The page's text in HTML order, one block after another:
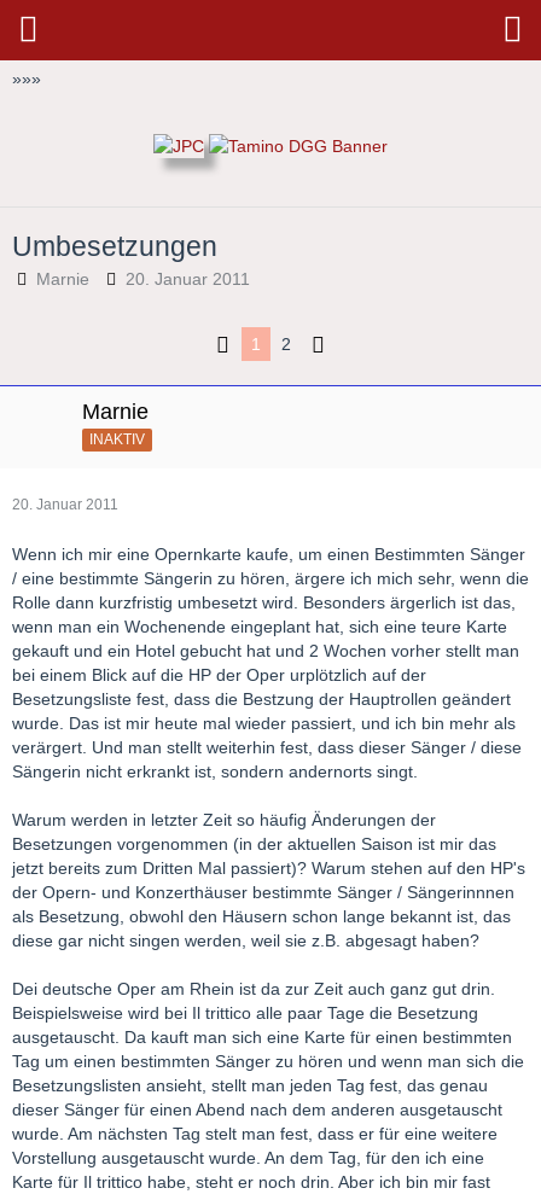
»»»
Umbesetzungen
Marnie 20. Januar 2011
1 2
Marnie
INAKTIV
20. Januar 2011
Wenn ich mir eine Opernkarte kaufe, um einen Bestimmten Sänger
/ eine bestimmte Sängerin zu hören, ärgere ich mich sehr, wenn die
Rolle dann kurzfristig umbesetzt wird. Besonders ärgerlich ist das,
wenn man ein Wochenende eingeplant hat, sich eine teure Karte
gekauft und ein Hotel gebucht hat und 2 Wochen vorher stellt man
bei einem Blick auf die HP der Oper urplötzlich auf der
Besetzungsliste fest, dass die Bestzung der Hauptrollen geändert
wurde. Das ist mir heute mal wieder passiert, und ich bin mehr als
verärgert. Und man stellt weiterhin fest, dass dieser Sänger / diese
Sängerin nicht erkrankt ist, sondern andernorts singt.
Warum werden in letzter Zeit so häufig Änderungen der
Besetzungen vorgenommen (in der aktuellen Saison ist mir das
jetzt bereits zum Dritten Mal passiert)? Warum stehen auf den HP's
der Opern- und Konzerthäuser bestimmte Sänger / Sängerinnnen
als Besetzung, obwohl den Häusern schon lange bekannt ist, das
diese gar nicht singen werden, weil sie z.B. abgesagt haben?
Dei deutsche Oper am Rhein ist da zur Zeit auch ganz gut drin.
Beispielsweise wird bei Il trittico alle paar Tage die Besetzung
ausgetauscht. Da kauft man sich eine Karte für einen bestimmten
Tag um einen bestimmten Sänger zu hören und wenn man sich die
Besetzungslisten ansieht, stellt man jeden Tag fest, das genau
dieser Sänger für einen Abend nach dem anderen ausgetauscht
wurde. Am nächsten Tag stelt man fest, dass er für eine weitere
Vorstellung ausgetauscht wurde. An dem Tag, für den ich eine
Karte für Il trittico habe, steht er noch drin. Aber ich bin mir fast